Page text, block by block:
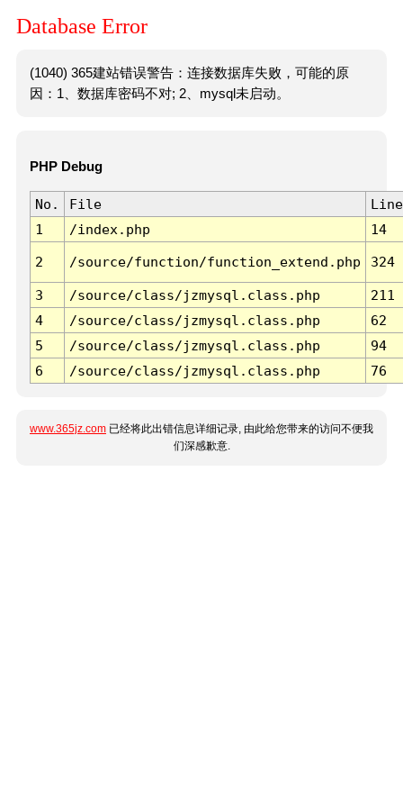
Database Error
(1040) 365建站错误警告：连接数据库失败，可能的原
因：1、数据库密码不对; 2、mysql未启动。
PHP Debug
No. File
Line
1
/index.php 14
2 /source/function/function_extend.php 324
3 /source/class/jzmysql.class.php
211
4
/source/class/jzmysql.class.php
62
5
/source/class/jzmysql.class.php
94
6
/source/class/jzmysql.class.php 76
www.365jz.com 已经将此出错信息详细记录, 由此给您带来的访问不便我
们深感歉意.